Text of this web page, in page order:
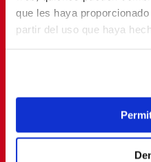
que les haya
partir del uso que haya
privacidad.